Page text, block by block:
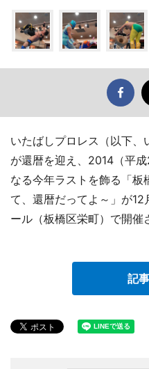
いたばしプロレス（以下
が還暦を迎え、2014（平
なる今年ラストを飾る「
て、還暦だってよ～」が
ール（板橋区栄町）で開催
記